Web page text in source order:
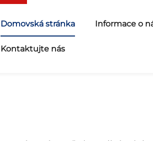
Domovská stránka Informace o
Kontaktujte nás